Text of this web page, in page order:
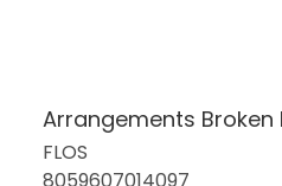
Arrangements Broken
FLOS